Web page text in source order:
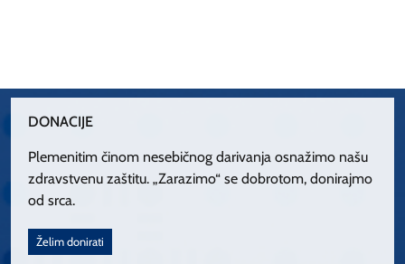
DONACIJE
Plemenitim činom nesebičnog darivanja osnažimo našu
zdravstvenu zaštitu. „Zarazimo“ se dobrotom, donirajmo
od srca.
Želim donirati